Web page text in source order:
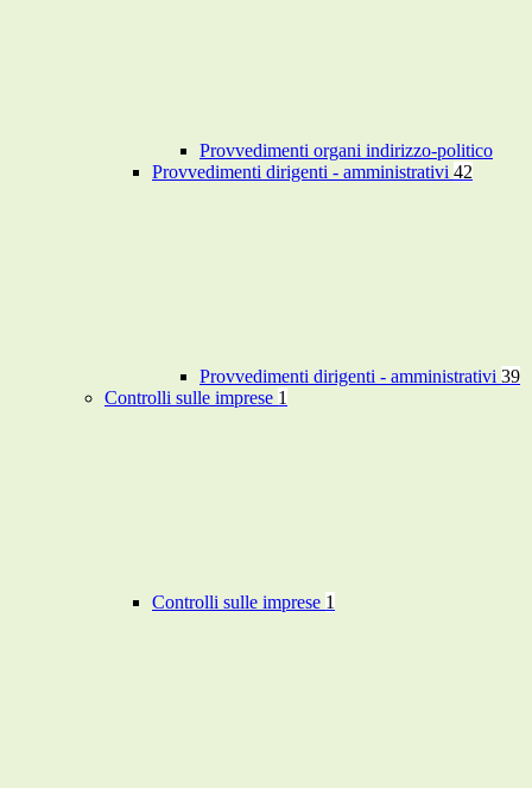
Provvedimenti organi indirizzo-politico
Provvedimenti dirigenti - amministrativi 42
Provvedimenti dirigenti - amministrativi 39
Controlli sulle imprese 1
Controlli sulle imprese 1